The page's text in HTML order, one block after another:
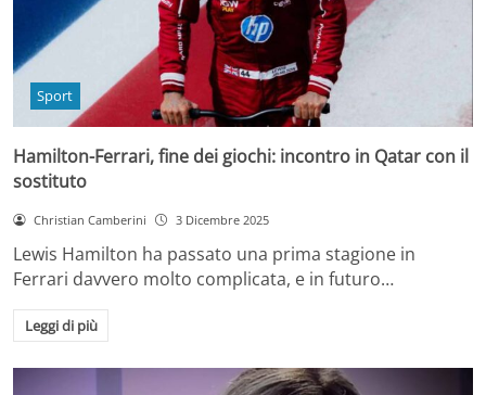
Sport
Hamilton-Ferrari, fine dei giochi: incontro in Qatar con il
sostituto
Christian Camberini 3 Dicembre 2025
Lewis Hamilton ha passato una prima stagione in
Ferrari davvero molto complicata, e in futuro…
Leggi di più